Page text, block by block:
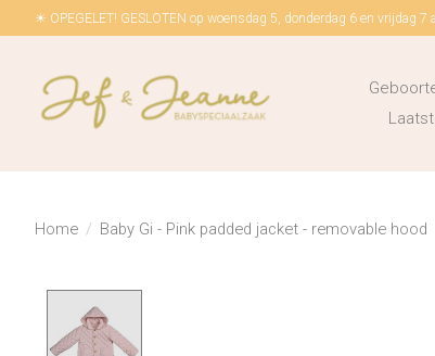
☀ OPEGELET! GESLOTEN op woensdag 5, donderdag 6 en
Home / Baby Gi - Pink padded jacket - removable hood